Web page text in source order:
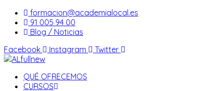
Saltar
contenido
formacion@academialocal.es
91 005 94 00
Blog / Noticias
Facebook
Instagram Twitter
QUÉ OFRECEMOS
CURSOS